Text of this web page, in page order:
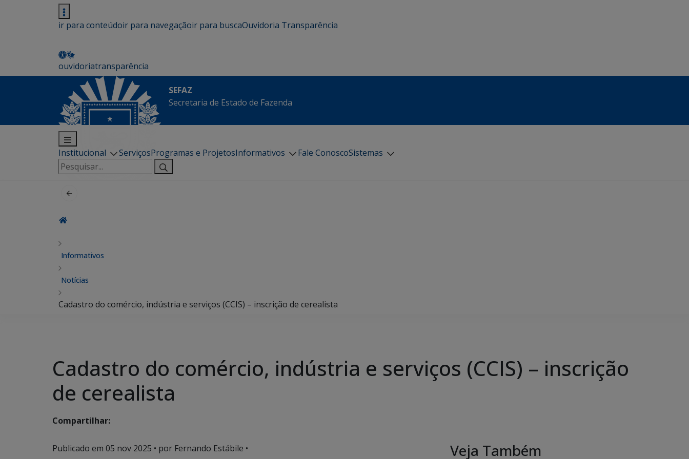
ir para conteúdoir para navegaçãoir para buscaOuvidoria Transparência
ouvidoriatransparência
SEFAZ
Secretaria de Estado de Fazenda
Institucional ServiçosProgramas e ProjetosInformativos Fale ConoscoSistemas
Pesquisar
por:
Informativos
Notícias
Cadastro do comércio, indústria e serviços (CCIS) – inscrição de cerealista
Cadastro do comércio, indústria e serviços (CCIS) – inscrição
de cerealista
Compartilhar:
Publicado em 05 nov 2025 • por Fernando Estábile • Veja Também